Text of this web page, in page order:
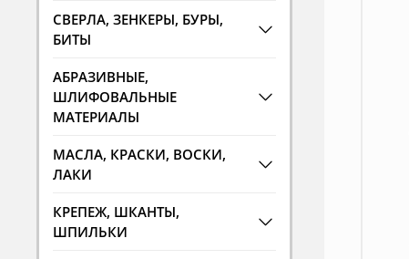
СВЕРЛА, ЗЕНКЕРЫ, БУРЫ,
БИТЫ
АБРАЗИВНЫЕ,
ШЛИФОВАЛЬНЫЕ
МАТЕРИАЛЫ
МАСЛА, КРАСКИ, ВОСКИ,
ЛАКИ
КРЕПЕЖ, ШКАНТЫ,
ШПИЛЬКИ